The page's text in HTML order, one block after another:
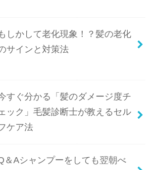
しかして老化現象！？髪の老化
サインと対策法
すぐ分かる「髪のダメージ度チ
ック」毛髪診断士が教えるセル
ケア法
＆Aシャンプーをしても翌朝べ